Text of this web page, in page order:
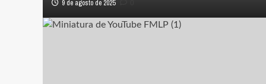
9 de agosto de 2025